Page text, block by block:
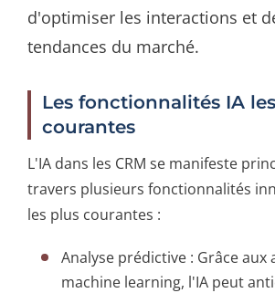
d'optimiser les interactions et
tendances du marché.
Les fonctionnalités IA
courantes
L'IA dans les CRM se manifeste
travers plusieurs fonctionnalités
les plus courantes :
Analyse prédictive : Grâce
machine learning, l'IA peut